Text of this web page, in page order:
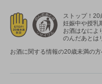
ストップ！20
妊娠中や授乳
お酒はなによ
のんだあとは
お酒に関する情報の20歳未満の